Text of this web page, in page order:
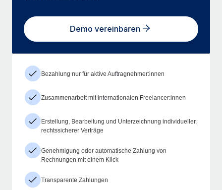
Demo vereinbaren
Bezahlung nur für aktive Auftragnehmer:innen
Zusammenarbeit mit internationalen Freelancer:innen
Erstellung, Bearbeitung und Unterzeichnung individueller,
rechtssicherer Verträge
Genehmigung oder automatische Zahlung von
Rechnungen mit einem Klick
Transparente Zahlungen